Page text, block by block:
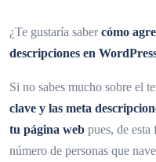
¿Te gustaría sabercómo
descripciones en
Si no sabes mucho sobre el
clave y las meta
tu página web pues, de
número de personas que